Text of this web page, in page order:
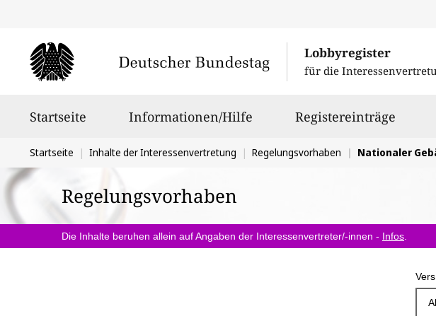
Lobbyregister
für die
Startseite Informationen/Hilfe Registereinträge
Sie
befinden
sich
hier:
Startseite Inhalte der Interessenvertretung Regelungsvorhaben Nationaler
Regelungsvorhaben
Die Inhalte beruhen allein auf Angaben der Interessenvertreter/-innen - Infos